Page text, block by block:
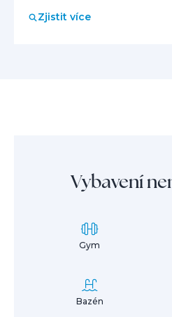
Zjistit více
Vybavení
Gym
Bazén